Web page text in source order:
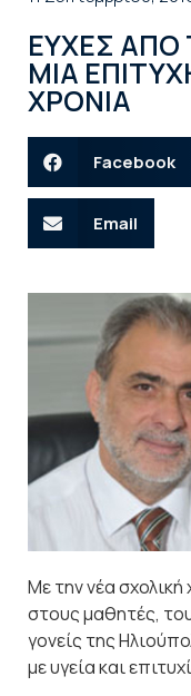
ΕΥΧΕΣ ΑΠΟ
ΜΙΑ
ΧΡΟΝΙΑ
Facebook
Email
Με την νέα
στους μαθητές,
γονείς της
με υγεία και